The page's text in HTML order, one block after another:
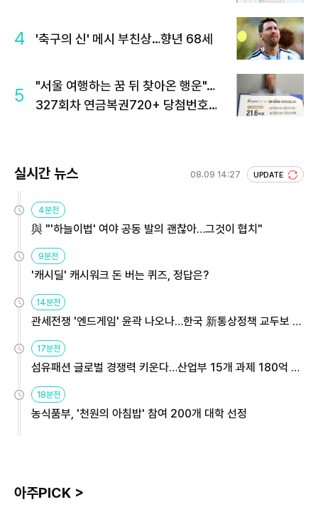
4 '축구의 신' 메시 부친상…향년 68세
5
"서울 여행하는 꿈 뒤 찾아온 행운"…
327회차 연금복권720+ 당첨번호조
실시간 뉴스 08.09 14:27 UPDATE
4분전
與 "'하늘이법' 여야 공동 발의 괜찮아…그것이 협치"
9분전
'캐시딜' 캐시워크 돈 버는 퀴즈, 정답은?
14분전
관세전쟁 '엔드게임' 윤곽 나오나…한국 新통상정책 교두보 활
용해야
17분전
섬유패션 글로벌 경쟁력 키운다…산업부 15개 과제 180억 지
원
18분전
농식품부, '천원의 아침밥' 참여 200개 대학 선정
아주PICK >